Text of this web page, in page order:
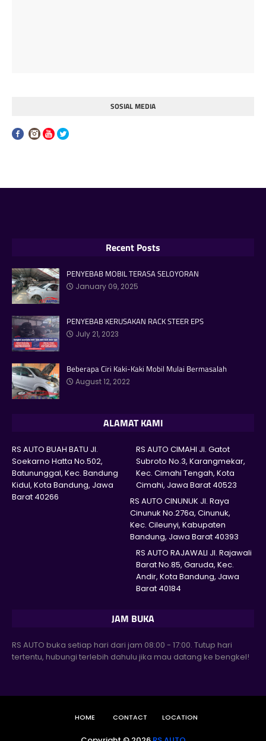
SOSIAL MEDIA
Recent Posts
PENYEBAB MOBIL TERASA SELOYORAN
January 09, 2025
PENYEBAB KERUSAKAN RACK STEER EPS
July 21, 2023
Beberapa Ciri Kaki-Kaki Mobil Mulai Bermasalah
August 12, 2022
ALAMAT KAMI
RS AUTO BUAH BATU Jl.
Soekarno Hatta No.502,
Batununggal, Kec. Bandung
Kidul, Kota Bandung, Jawa
Barat 40266
RS AUTO CIMAHI Jl. Gatot
Subroto No.3, Karangmekar,
Kec. Cimahi Tengah, Kota
Cimahi, Jawa Barat 40523
RS AUTO CINUNUK Jl. Raya
Cinunuk No.276a, Cinunuk,
Kec. Cileunyi, Kabupaten
Bandung, Jawa Barat 40393
RS AUTO RAJAWALI Jl. Rajawali
Barat No.85, Garuda, Kec.
Andir, Kota Bandung, Jawa
Barat 40184
JAM BUKA
RS AUTO buka setiap hari dari jam 08:00 - 17:00. Tutup hari
tertentu, hubungi terlebih dahulu jika mau datang ke bengkel!
HOME CONTACT LOCATION